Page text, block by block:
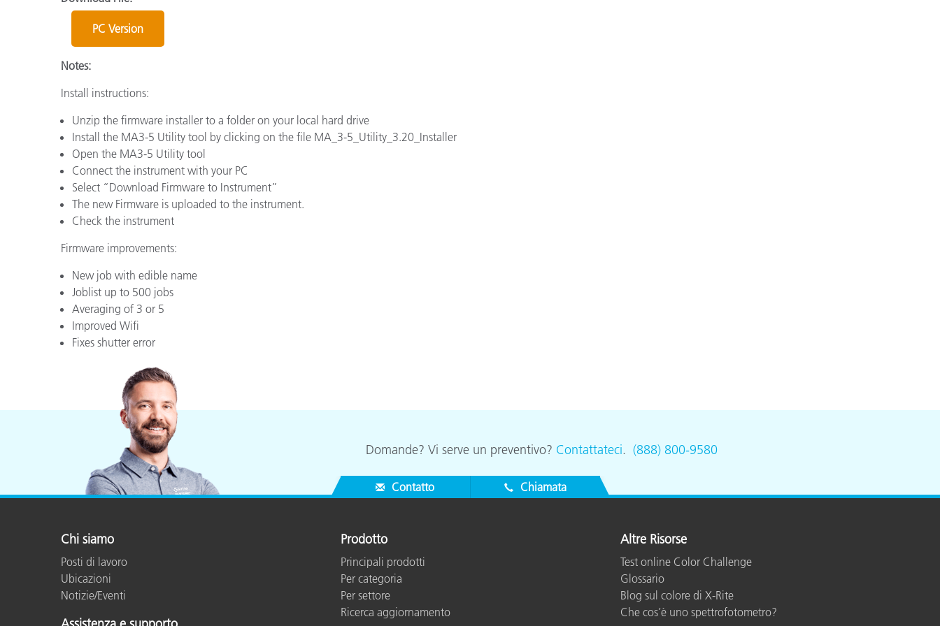
PC Version
Notes:
Install instructions:
Unzip the firmware installer to a folder on your local hard drive
Install the MA3-5 Utility tool by clicking on the file MA_3-5_Utility_3.20_Installer
Open the MA3-5 Utility tool
Connect the instrument with your PC
Select “Download Firmware to Instrument”
The new Firmware is uploaded to the instrument.
Check the instrument
Firmware improvements:
New job with edible name
Joblist up to 500 jobs
Averaging of 3 or 5
Improved Wifi
Fixes shutter error
Domande? Vi serve un preventivo? Contattateci. (888) 800-9580
Contatto Chiamata
Chi siamo
Posti di lavoro
Ubicazioni
Notizie/Eventi
Prodotto
Principali prodotti
Per categoria
Per settore
Ricerca aggiornamento
Altre Risorse
Test online Color Challenge
Glossario
Blog sul colore di X-Rite
Che cos’è uno spettrofotometro?